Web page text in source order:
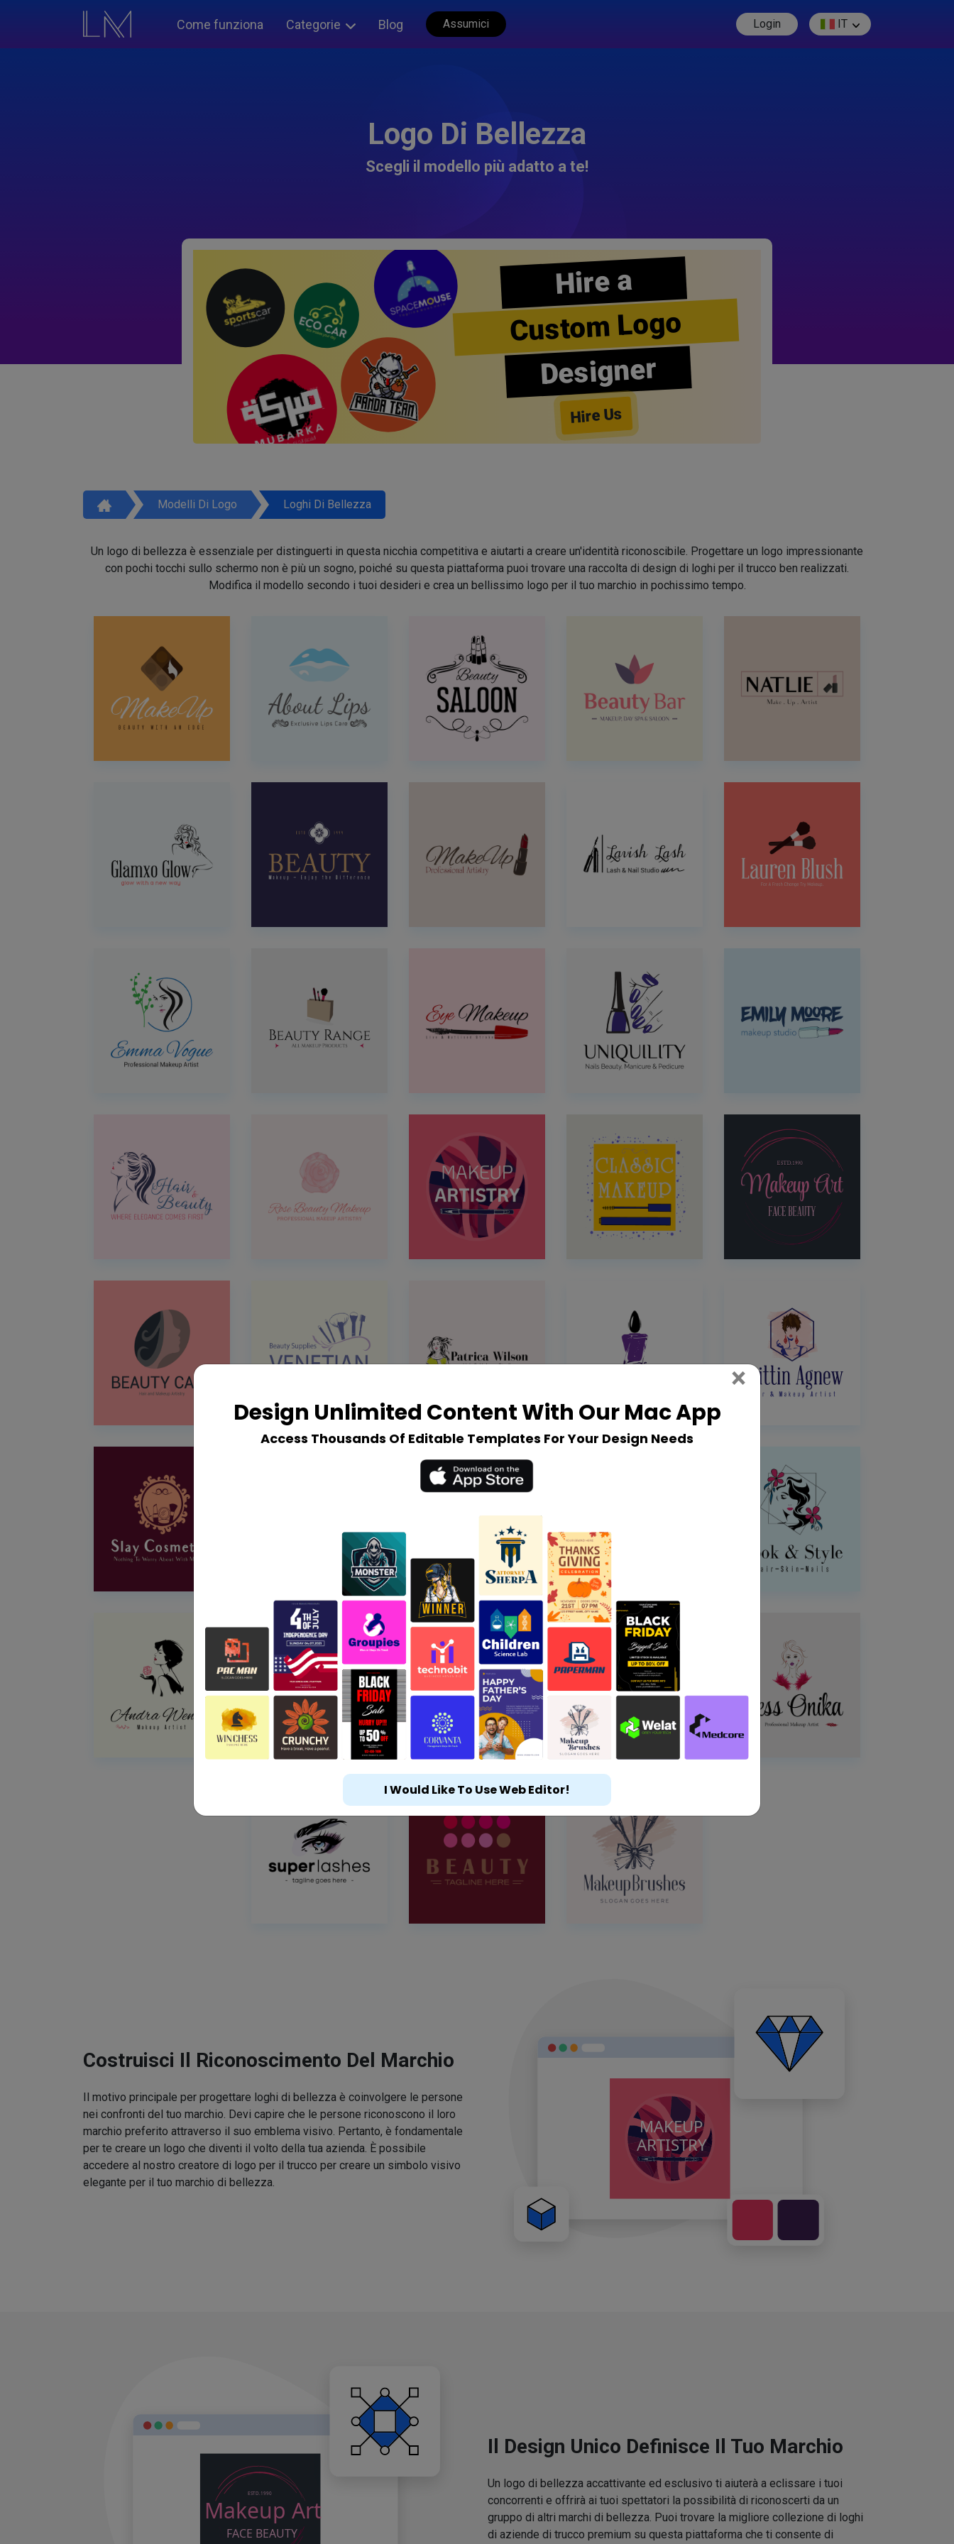
Come funziona Categorie Blog Assumici Login IT
Logo Di Bellezza
Scegli il modello più adatto a te!
Hire a
Custom Logo
Designer
Hire Us
Modelli Di Logo Loghi Di Bellezza
Un logo di bellezza è essenziale per distinguerti in questa nicchia competitiva e aiutarti a creare un'identità riconoscibile. Progettare un logo impressionante
con pochi tocchi sullo schermo non è più un sogno, poiché su questa piattaforma puoi trovare una raccolta di design di loghi per il trucco ben realizzati.
Modifica il modello secondo i tuoi desideri e crea un bellissimo logo per il tuo marchio in pochissimo tempo.
Costruisci Il Riconoscimento Del Marchio
Il motivo principale per progettare loghi di bellezza è coinvolgere le persone
nei confronti del tuo marchio. Devi capire che le persone riconoscono il loro
marchio preferito attraverso il suo emblema visivo. Pertanto, è fondamentale
per te creare un logo che diventi il volto della tua azienda. È possibile
accedere al nostro creatore di logo per il trucco per creare un simbolo visivo
elegante per il tuo marchio di bellezza.
Il Design Unico Definisce Il Tuo Marchio
Un logo di bellezza accattivante ed esclusivo ti aiuterà a eclissare i tuoi
concorrenti e offrirà ai tuoi spettatori la possibilità di riconoscerti da un
gruppo di altri marchi di bellezza. Puoi trovare la migliore collezione di loghi
di aziende di trucco premium su questa piattaforma che ti consente di
Design Unlimited Content With Our Mac App
Access Thousands Of Editable Templates For Your Design Needs
× Close
I Would Like To Use Web Editor!